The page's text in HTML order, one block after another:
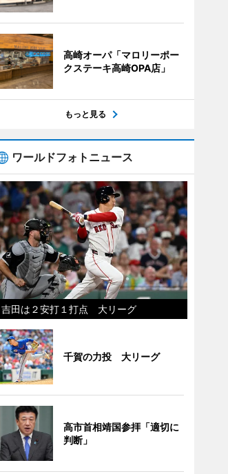
高崎オーパ「マロリーポー
クステーキ高崎OPA店」
もっと見る
ワールドフォトニュース
吉田は２安打１打点 大リーグ
千賀の力投 大リーグ
高市首相靖国参拝「適切に
判断」